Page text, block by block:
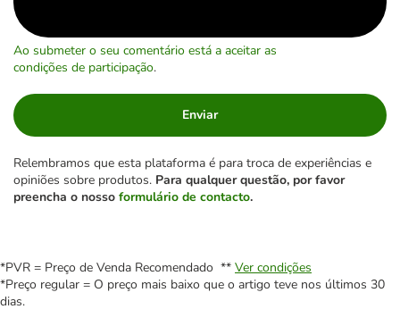
Ao submeter o seu comentário está a aceitar as
condições de participação.
Enviar
Relembramos que esta plataforma é para troca de experiências e
opiniões sobre produtos. Para qualquer questão, por favor
preencha o nosso formulário de contacto.
*PVR = Preço de Venda Recomendado ** Ver condições
*Preço regular = O preço mais baixo que o artigo teve nos últimos 30
dias.